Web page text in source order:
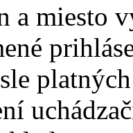
a miesto